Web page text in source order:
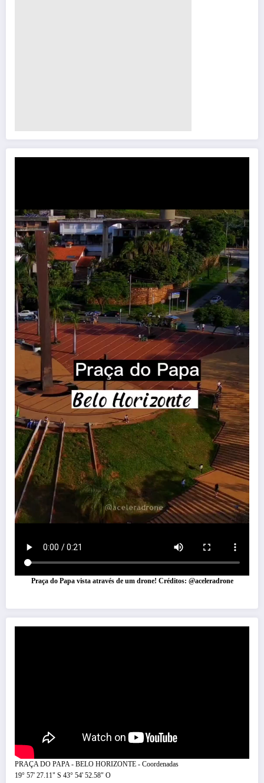
Praça do Papa vista através de um drone! Créditos: @aceleradrone
PRAÇA DO PAPA - BELO HORIZONTE - Coordenadas
19° 57' 27.11" S 43° 54' 52.58" O